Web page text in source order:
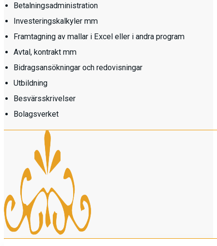
Betalningsadministration
Investeringskalkyler mm
Framtagning av mallar i Excel eller i andra program
Avtal, kontrakt mm
Bidragsansökningar och redovisningar
Utbildning
Besvärsskrivelser
Bolagsverket